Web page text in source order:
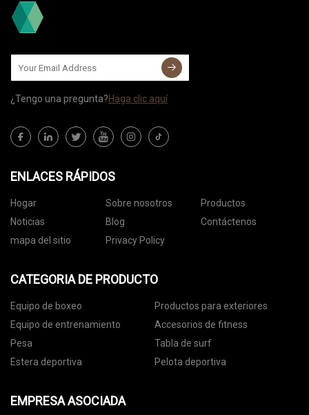
¿Tengo una pregunta?Haga clic aquí
ENLACES RÁPIDOS
Hogar Sobre nosotros
Productos
Noticias
Blog
Contáctenos
mapa del sitio
Privacy Policy
CATEGORIA DE PRODUCTO
Equipo de boxeo
Productos para exteriores
Equipo de entrenamiento
Accesorios de fitness
Pesa
Tabla de surf
Estera deportiva
Pelota deportiva
EMPRESA ASOCIADA